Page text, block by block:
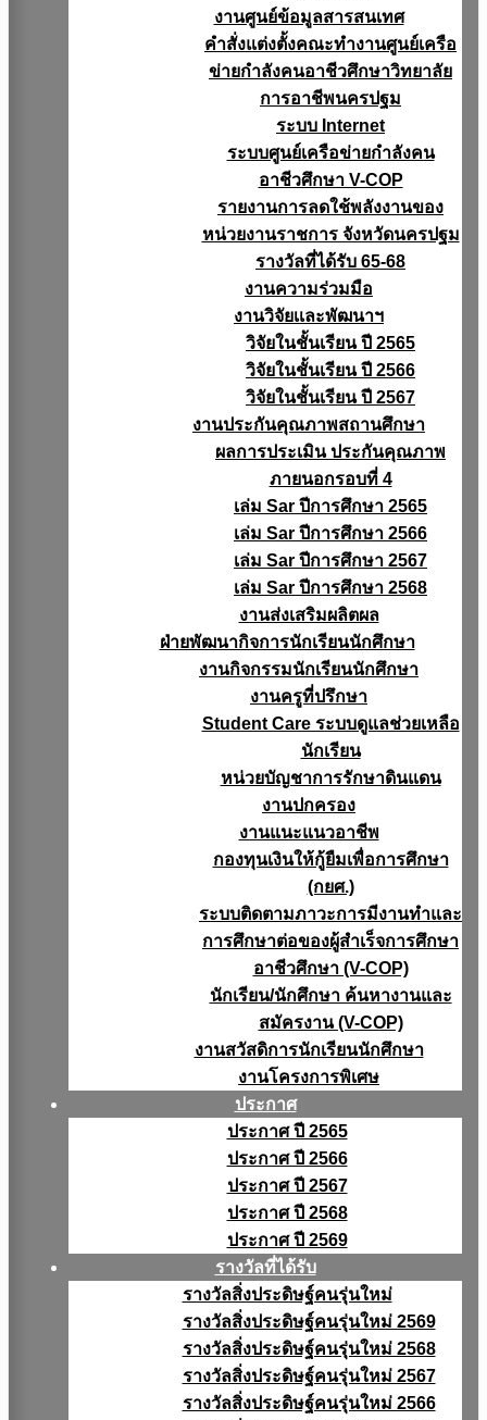
งานศูนย์ข้อมูลสารสนเทศ
คำสั่งแต่งตั้งคณะทำงานศูนย์เครือ
ข่ายกำลังคนอาชีวศึกษาวิทยาลัย
การอาชีพนครปฐม
ระบบ Internet
ระบบศูนย์เครือข่ายกำลังคน
อาชีวศึกษา V-COP
รายงานการลดใช้พลังงานของ
หน่วยงานราชการ จังหวัดนครปฐม
รางวัลที่ได้รับ 65-68
งานความร่วมมือ
งานวิจัยเเละพัฒนาฯ
วิจัยในชั้นเรียน ปี 2565
วิจัยในชั้นเรียน ปี 2566
วิจัยในชั้นเรียน ปี 2567
งานประกันคุณภาพสถานศึกษา
ผลการประเมิน ประกันคุณภาพ
ภายนอกรอบที่ 4
เล่ม Sar ปีการศึกษา 2565
เล่ม Sar ปีการศึกษา 2566
เล่ม Sar ปีการศึกษา 2567
เล่ม Sar ปีการศึกษา 2568
งานส่งเสริมผลิตผล
ฝ่ายพัฒนากิจการนักเรียนนักศึกษา
งานกิจกรรมนักเรียนนักศึกษา
งานครูที่ปรึกษา
Student Care ระบบดูแลช่วยเหลือ
นักเรียน
หน่วยบัญชาการรักษาดินแดน
งานปกครอง
งานแนะแนวอาชีพ
กองทุนเงินให้กู้ยืมเพื่อการศึกษา
(กยศ.)
ระบบติดตามภาวะการมีงานทำและ
การศึกษาต่อของผู้สำเร็จการศึกษา
อาชีวศึกษา (V-COP)
นักเรียน/นักศึกษา ค้นหางานและ
สมัครงาน (V-COP)
งานสวัสดิการนักเรียนนักศึกษา
งานโครงการพิเศษ
ประกาศ
ประกาศ ปี 2565
ประกาศ ปี 2566
ประกาศ ปี 2567
ประกาศ ปี 2568
ประกาศ ปี 2569
รางวัลที่ได้รับ
รางวัลสิ่งประดิษฐ์คนรุ่นใหม่
รางวัลสิ่งประดิษฐ์คนรุ่นใหม่ 2569
รางวัลสิ่งประดิษฐ์คนรุ่นใหม่ 2568
รางวัลสิ่งประดิษฐ์คนรุ่นใหม่ 2567
รางวัลสิ่งประดิษฐ์คนรุ่นใหม่ 2566